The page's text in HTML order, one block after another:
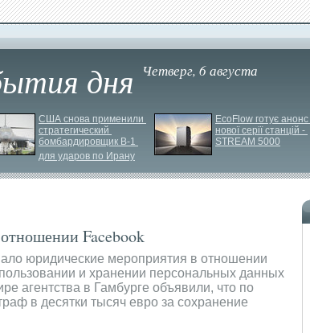
дня Четверг, 6 августа
США снова применили
стратегический
бомбардировщик B-1
для ударов по Ирану
EcoFlow готує анонс
нової серії станцій -
STREAM 5000
Facebook
юридические мероприятия в отношении
и хранении персональных данных
агентства в Гамбурге объявили, что по
в десятки тысяч евро за сохранение